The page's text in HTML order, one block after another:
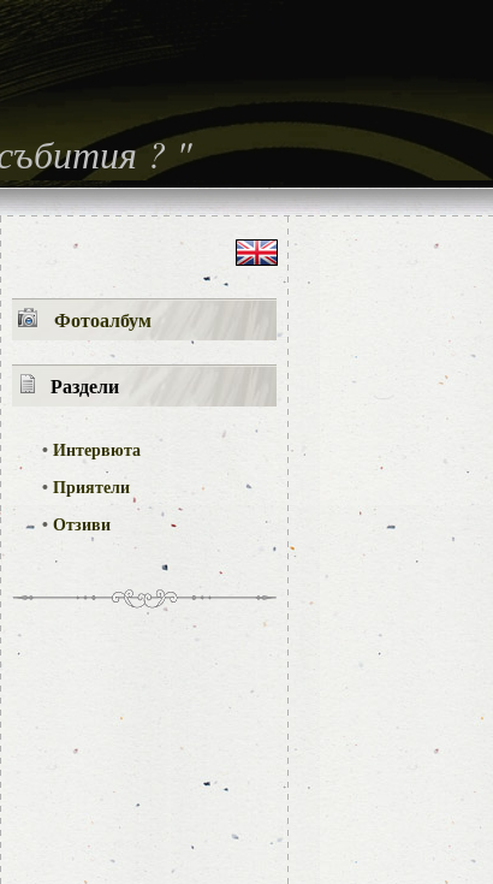
?"
Фотоалбум
Раздели
•Интервюта
•Приятели
•Отзиви